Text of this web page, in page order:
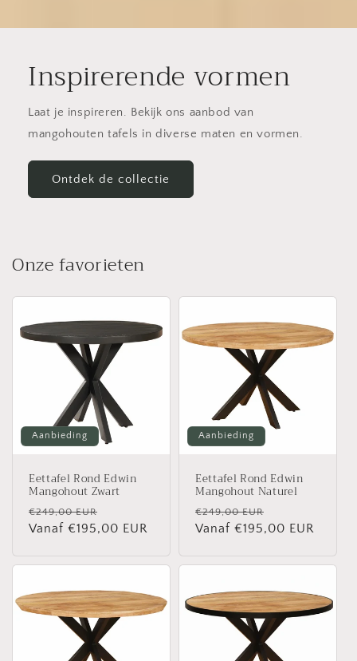
Inspirerende vormen
Laat je inspireren. Bekijk ons aanbod van
mangohouten tafels in diverse maten en vormen.
Ontdek de collectie
Onze favorieten
Aanbieding
Eettafel Rond Edwin
Mangohout Zwart
Normale
prijs
€249,00 EUR
Aanbiedingsprijs
Vanaf €195,00 EUR
Aanbieding
Eettafel Rond Edwin
Mangohout Naturel
Normale
prijs
€249,00 EUR
Vanaf €195,00 EUR